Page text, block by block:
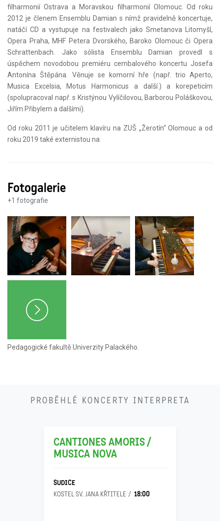
filharmonií Ostrava a Moravskou filharmonií Olomouc. Od roku
2012 je členem Ensemblu Damian s nímž pravidelně koncertuje,
natáčí CD a vystupuje na festivalech jako Smetanova Litomyšl,
Opera Praha, MHF Petera Dvorského, Baroko Olomouc či Opera
Schrattenbach. Jako sólista Ensemblu Damian provedl s
úspěchem novodobou premiéru cembalového koncertu Josefa
Antonína Štěpána. Věnuje se komorní hře (např. trio Aperto,
Musica Excelsia, Motus Harmonicus a další.) a korepeticím
(spolupracoval např. s Kristýnou Vylíčilovou, Barborou Poláškovou,
Jiřím Přibylem a dalšími).
Od roku 2011 je učitelem klavíru na ZUŠ „Žerotín“ Olomouc a od
roku 2019 také externistou na
Fotogalerie
+1 fotografie
Pedagogické fakultě Univerzity Palackého.
PROBĚHLÉ KONCERTY INTERPRETA
18
CANTIONES AMORIS /
MUSICA NOVA
SUDICE
KOSTEL SV. JANA KŘTITELE 18:00